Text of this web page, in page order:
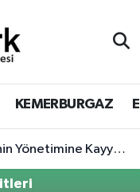
KEMERBURGAZ
Kayyum Atandı